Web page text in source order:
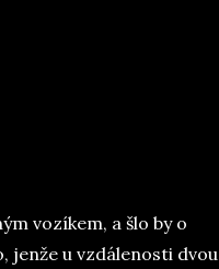
vozíkem, a šlo by o
u vzdálenosti dvou